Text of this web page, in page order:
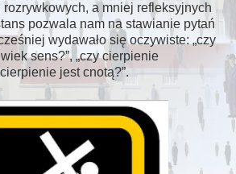
a mniej refleksyjnych
pozwala nam na stawianie pytań
wydawało się oczywiste: czy
sens? , czy cierpienie
jest cnotą? .